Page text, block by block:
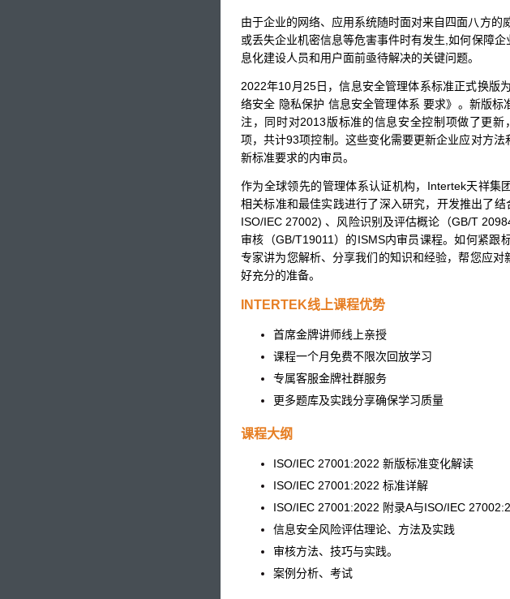
由于企业的网络、应用系统随时面对来自四面八方的
或丢失企业机密信息等危害事件时有发生,如何保障
息化建设人员和用户面前亟待解决的关键问题。
2022年10月25日，信息安全管理体系标准正式换版
络安全 隐私保护 信息安全管理体系 要求》。新版标
注，同时对2013版标准的信息安全控制项做了更
项，共计93项控制。这些变化需要更新企业应对方
新标准要求的内审员。
作为全球领先的管理体系认证机构，Intertek天祥集
相关标准和最佳实践进行了深入研究，开发推出了结
ISO/IEC 27002) 、风险识别及评估概论（GB/T
审核（GB/T19011）的ISMS内审员课程。如何紧跟
专家讲为您解析、分享我们的知识和经验，帮您应
好充分的准备。
INTERTEK线上课程优势
首席金牌讲师线上亲授
课程一个月免费不限次回放学习
专属客服金牌社群服务
更多题库及实践分享确保学习质量
课程大纲
ISO/IEC 27001:2022 新版标准变化解读
ISO/IEC 27001:2022 标准详解
ISO/IEC 27001:2022 附录A与ISO/IEC
信息安全风险评估理论、方法及实践
审核方法、技巧与实践。
案例分析、考试